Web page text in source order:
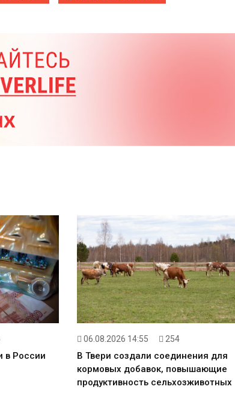
в России
06.08.2026 14:55 254
В Твери создали соединения для
кормовых добавок, повышающие
продуктивность сельхозживотных